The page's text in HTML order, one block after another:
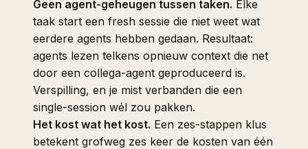
Geen agent-geheugen tussen taken. Elke
taak start een fresh sessie die niet weet wat
eerdere agents hebben gedaan. Resultaat:
agents lezen telkens opnieuw context die net
door een collega-agent geproduceerd is.
Verspilling, en je mist verbanden die een
single-session wél zou pakken.
Het kost wat het kost. Een zes-stappen klus
betekent grofweg zes keer de kosten van één